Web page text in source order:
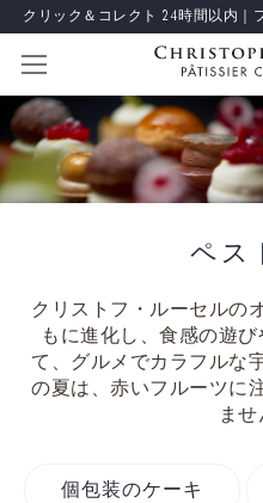
クリック＆コレクト 24時間以内｜
ペス
クリストフ・ルーセルの
もに進化し、食感の遊
て、グルメでカラフルな
の夏は、赤いフルーツに
ませ
個包装のケーキ